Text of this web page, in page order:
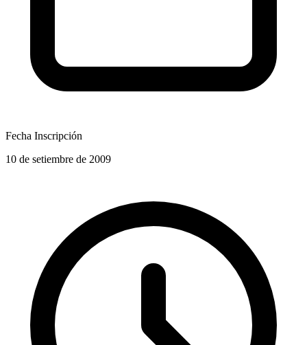
Fecha Inscripción
10 de setiembre de 2009